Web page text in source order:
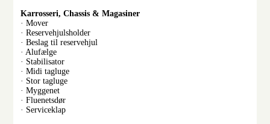
Karrosseri, Chassis & Magasiner
· Mover
· Reservehjulsholder
· Beslag til reservehjul
· Alufælge
· Stabilisator
· Midi tagluge
· Stor tagluge
· Myggenet
· Fluenetsdør
· Serviceklap